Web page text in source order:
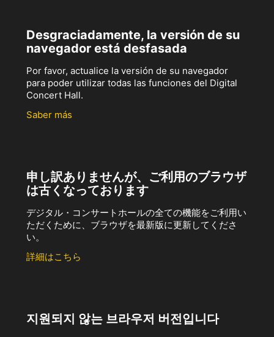
Desgraciadamente, la versión de su
navegador está desfasada
Por favor, actualice la versión de su navegador
para poder utilizar todas las funciones del Digital
Concert Hall.
Saber más
申し訳ありませんが、ご利用のブラウザ
は古くなっております
デジタル・コンサートホールの全ての機能をご利用い
ただくために、ブラウザを最新版に更新してくださ
い。
詳細はこちら
지원되지 않는 브라우저 버전입니다